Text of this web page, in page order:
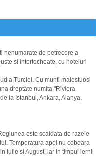
nenumarate de petrecere a
si intortocheate, cu hoteluri
a Turciei. Cu munti maiestuosi
dreptate numita "Riviera
la Istanbul, Ankara, Alanya,
este scaldata de razele
Temperatura apei nu coboara
Iulie si August, iar in timpul iernii